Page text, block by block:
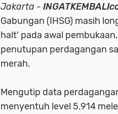
Jakarta -
Gabungan (IHSG) masih
halt' pada awal
penutupan perdagangan
merah.
Mengutip data
menyentuh level 5.914